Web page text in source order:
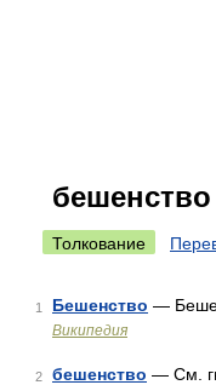
бешенство
Толкование
1 Бешенство —
Википедия
2 бешенство — См.